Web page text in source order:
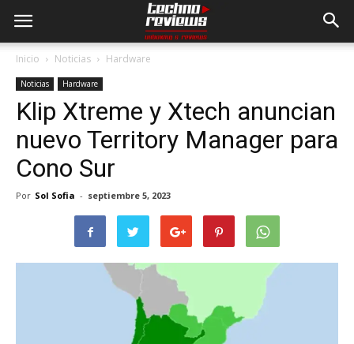
Inicio Noticias Hardware
Noticias Hardware
Klip Xtreme y Xtech anuncian
nuevo Territory Manager para
Cono Sur
Por Sol Sofia - septiembre 5, 2023